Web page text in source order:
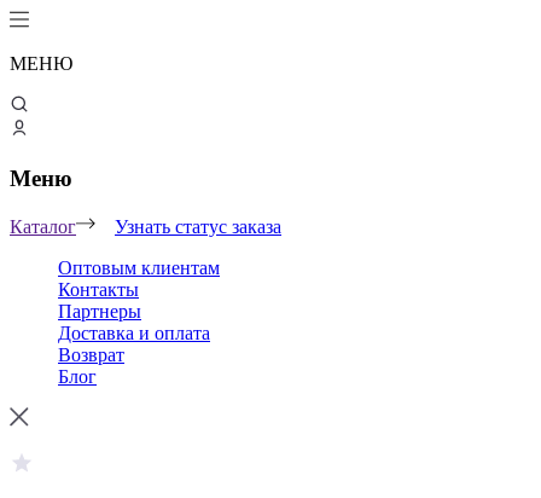
МЕНЮ
Меню
Каталог
Узнать статус заказа
Оптовым клиентам
Контакты
Партнеры
Доставка и оплата
Возврат
Блог